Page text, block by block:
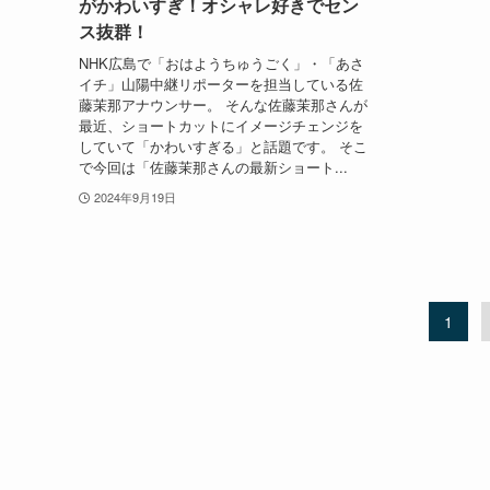
がかわいすぎ！オシャレ好きでセン
ス抜群！
NHK広島で「おはようちゅうごく」・「あさ
イチ」山陽中継リポーターを担当している佐
藤茉那アナウンサー。 そんな佐藤茉那さんが
最近、ショートカットにイメージチェンジを
していて「かわいすぎる」と話題です。 そこ
で今回は「佐藤茉那さんの最新ショート...
2024年9月19日
1